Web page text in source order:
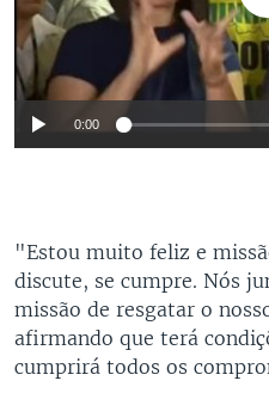
0:00
"Estou muito feliz e
discute, se cumpre. Nós
missão de resgatar o
afirmando que terá
cumprirá todos os